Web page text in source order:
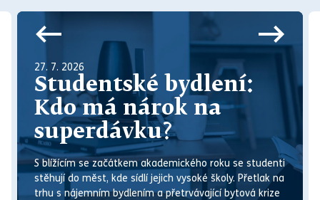
27. 7. 2026
Studentské bydlení:
Kdo má nárok na
superdávku?
S blížícím se začátkem akademického roku se studenti
stěhují do měst, kde sídlí jejich vysoké školy. Přetlak na
trhu s nájemním bydlením a přetrvávající bytová krize